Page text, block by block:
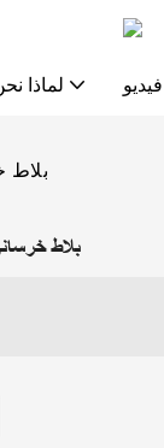
لماذا فيديو
بلاط